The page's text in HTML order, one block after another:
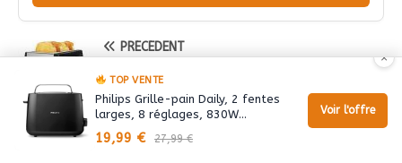
PRÉCÉDENT
pour en bénéficier
SUIVANT
TEST Grille Pain 1 Fente Longue >>> -58 %
×
TOP VENTE
Philips Grille-pain Daily, 2 fentes
larges, 8 réglages, 830W…
19,99 € 27,99 €
Voir l'offre